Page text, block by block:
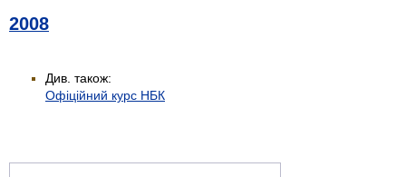
2008
Див. також:
Офіційний курс НБК